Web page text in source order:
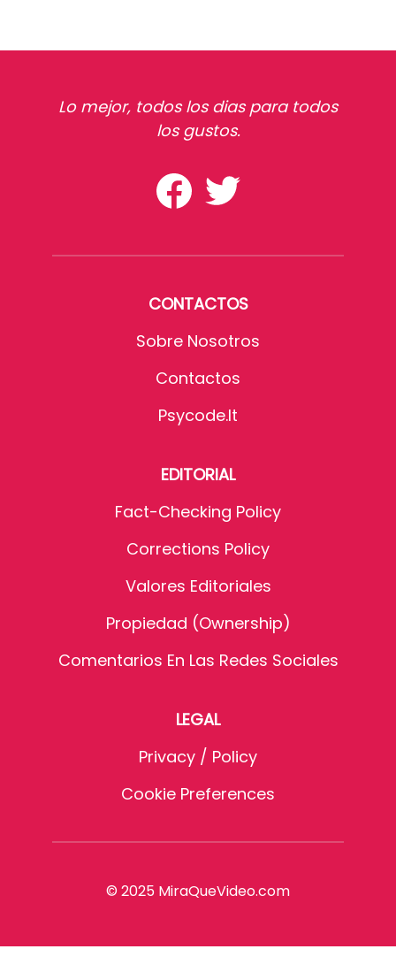
Lo mejor, todos los dias para todos
los gustos.
CONTACTOS
Sobre Nosotros
Contactos
Psycode.it
EDITORIAL
Fact-Checking Policy
Corrections Policy
Valores Editoriales
Propiedad (Ownership)
Comentarios En Las Redes Sociales
LEGAL
Privacy / Policy
Cookie Preferences
© 2025 MiraQueVideo.com